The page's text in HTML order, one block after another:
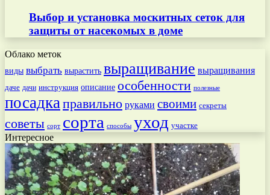
Выбор и установка москитных сеток для
защиты от насекомых в доме
Облако меток
виды выбрать вырастить выращивание выращивания
даче дачи инструкция описание особенности полезные
посадкаправильно руками своими секреты
советы сорт сорта способы уход участке
Интересное